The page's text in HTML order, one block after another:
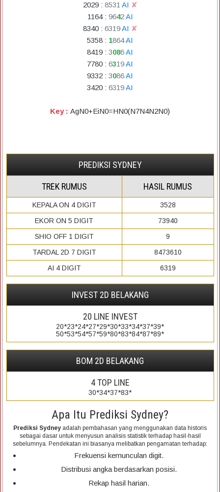
2029: 8531 AI ✘
1164: 9642 AI
8340: 6319 AI ✘
5358 : 1864AI
8419 : 3086AI
7780 : 6319AI
9332 : 3086AI
3420 : 6319AI
Key : AgN0+EiN0=HN0(N7N4N2N0)
PREDIKSI SYDNEY
TREK RUMUS HASIL RUMUS
KEPALA ON 4 DIGIT
3528
EKOR ON 5 DIGIT
73940
SHIO OFF 1 DIGIT
9
TARDAL 2D 7 DIGIT
8473610
AI 4 DIGIT
6319
INVEST 2D BELAKANG
20 LINE INVEST
20*23*24*27*29*30*33*34*37*39*
50*53*54*57*59*80*83*84*87*89*
BOM 2D BELAKANG
4TOP LINE
30*34*37*83*
Apa Itu Prediksi Sydney?
Prediksi Sydney adalah pembahasan yang menggunakan data historis
sebagai dasar untuk menyusun analisis statistik terhadap hasil-hasil
sebelumnya. Pendekatan ini biasanya melibatkan pengamatan terhadap:
Frekuensi kemunculan digit.
Distribusi angka berdasarkan posisi.
Rekap hasil harian.